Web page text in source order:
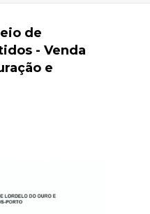
de
- Venda
e